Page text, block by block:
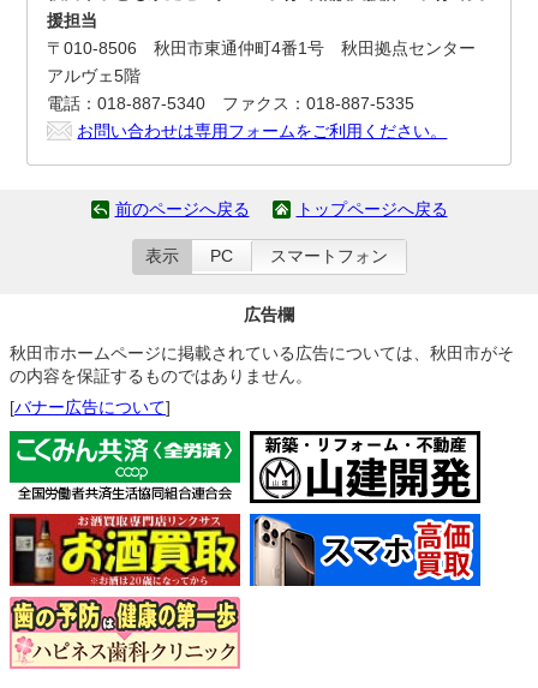
援担当
〒010-8506 秋田市東通仲町4番1号 秋田拠点センター
アルヴェ5階
電話：018-887-5340 ファクス：018-887-5335
お問い合わせは専用フォームをご利用ください。
前のページへ戻る トップページへ戻る
表示 PC スマートフォン
広告欄
秋田市ホームページに掲載されている広告については、秋田市がそ
の内容を保証するものではありません。
[バナー広告について]